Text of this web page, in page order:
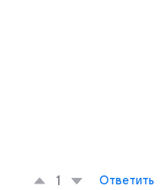
1 Ответить